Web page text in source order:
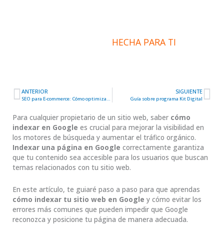
HECHA PARA TI
Ant
ANTERIOR
SEO para E-commerce: Cómo optimizar las páginas de tus productos
SIGUIENTE
Guía sobre programa Kit Digital
Para cualquier propietario de un sitio web, saber cómo
indexar en Google es crucial para mejorar la visibilidad en
los motores de búsqueda y aumentar el tráfico orgánico.
Indexar una página en Google correctamente garantiza
que tu contenido sea accesible para los usuarios que buscan
temas relacionados con tu sitio web.
En este artículo, te guiaré paso a paso para que aprendas
cómo indexar tu sitio web en Google y cómo evitar los
errores más comunes que pueden impedir que Google
reconozca y posicione tu página de manera adecuada.